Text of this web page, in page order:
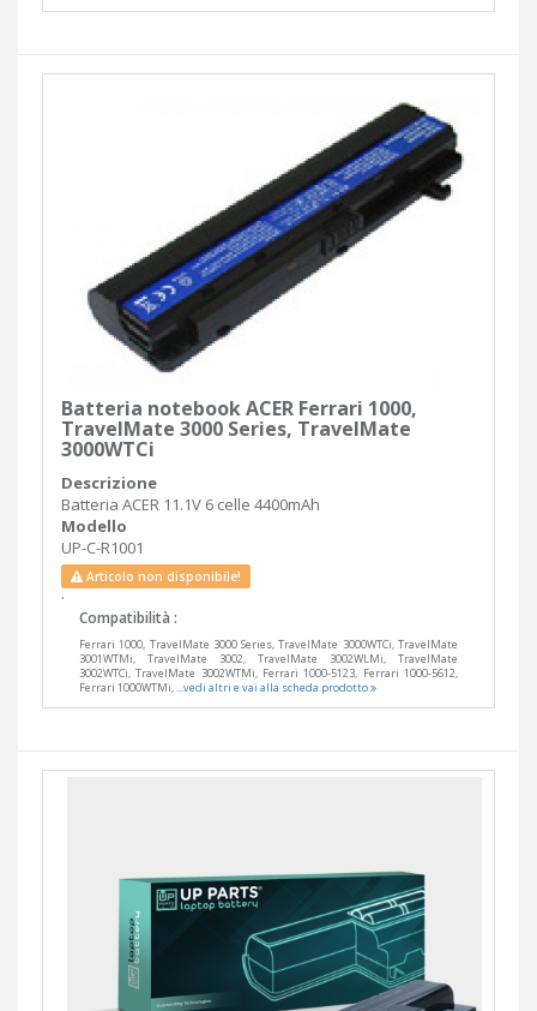
Batteria notebook ACER Ferrari 1000,
TravelMate 3000 Series, TravelMate
3000WTCi
Descrizione
Batteria ACER 11.1V 6 celle 4400mAh
Modello
UP-C-R1001
Articolo non disponibile!
.
Compatibilità :
Ferrari 1000, TravelMate 3000 Series, TravelMate 3000WTCi, TravelMate
3001WTMi, TravelMate 3002, TravelMate 3002WLMi, TravelMate
3002WTCi, TravelMate 3002WTMi, Ferrari 1000-5123, Ferrari 1000-5612,
Ferrari 1000WTMi,...vedi altri e vai alla scheda prodotto